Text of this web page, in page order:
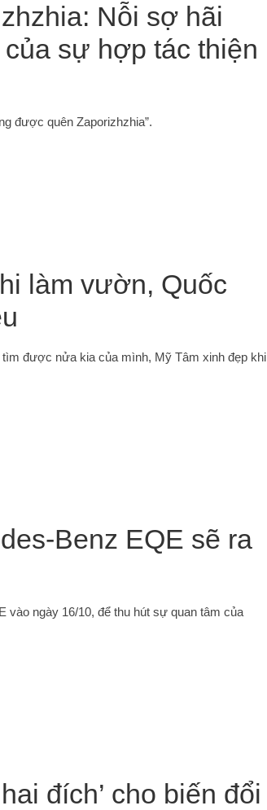
Nỗi sợ hãi
sự hợp tác thiện
được quên Zaporizhzhia”.
làm vườn, Quốc
được nửa kia của mình, Mỹ Tâm xinh đẹp khi
Benz EQE sẽ ra
vào ngày 16/10, để thu hút sự quan tâm của
đích’ cho biến đổi